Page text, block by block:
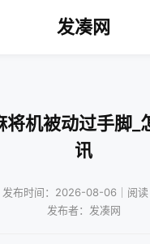
发凑网
机被动过手脚
讯
发布时间：2026-08-06｜阅读
发布者：发凑网